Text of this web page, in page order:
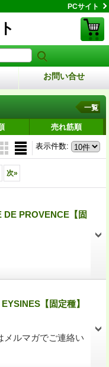
PCサイト
お問い合せ
一覧
売れ筋順
表示件数:
次»
DE PROVENCE【固
【固定種】
メルマガでご連絡い